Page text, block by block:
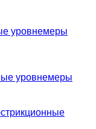
уровнемеры
уровнемеры